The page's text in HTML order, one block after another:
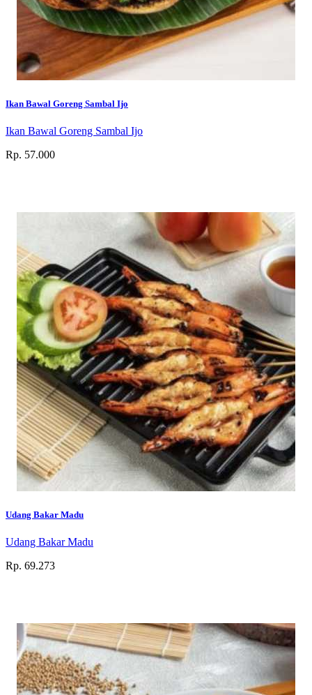
Ikan Bawal Goreng Sambal Ijo
Ikan Bawal Goreng Sambal Ijo
Rp. 57.000
Udang Bakar Madu
Udang Bakar Madu
Rp. 69.273